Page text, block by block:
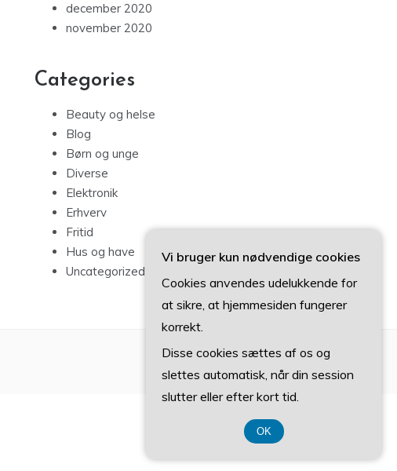
december 2020
november 2020
Categories
Beauty og helse
Blog
Børn og unge
Diverse
Elektronik
Erhverv
Fritid
Hus og have
Uncategorized
Vi bruger kun nødvendige cookies
Cookies anvendes udelukkende for
at sikre, at hjemmesiden fungerer
korrekt.
Disse cookies sættes af os og
slettes automatisk, når din session
slutter eller efter kort tid.
OK